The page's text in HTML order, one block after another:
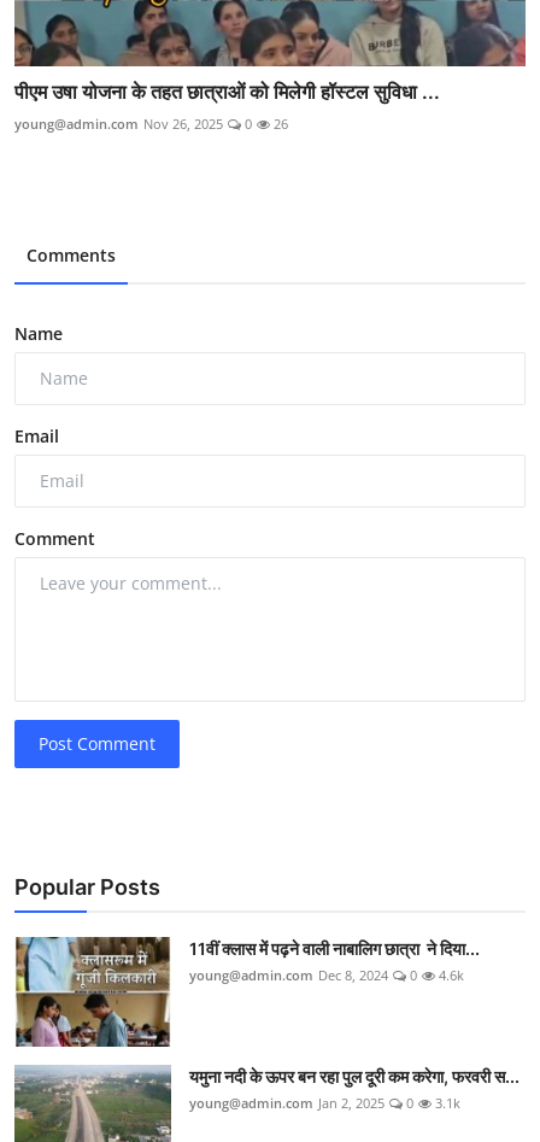
पीएम उषा योजना के तहत छात्राओं को मिलेगी हॉस्टल सुविधा ...
young@admin.com Nov 26, 2025 0 26
Comments
Name
Email
Comment
Post Comment
Popular Posts
11वीं क्लास में पढ़ने वाली नाबालिग छात्रा ने दिया...
young@admin.com Dec 8, 2024 0 4.6k
यमुना नदी के ऊपर बन रहा पुल दूरी कम करेगा, फरवरी स...
young@admin.com Jan 2, 2025 0 3.1k